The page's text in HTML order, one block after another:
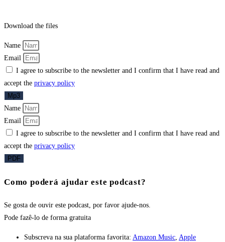
Download the files
Name
Email
I agree to subscribe to the newsletter and I confirm that I have read and
accept the privacy policy
Mp3
Name
Email
I agree to subscribe to the newsletter and I confirm that I have read and
accept the privacy policy
PDF
Como poderá ajudar este podcast?
Se gosta de ouvir este podcast, por favor ajude-nos.
Pode fazê-lo de forma gratuita
Subscreva na sua plataforma favorita: Amazon Music, Apple